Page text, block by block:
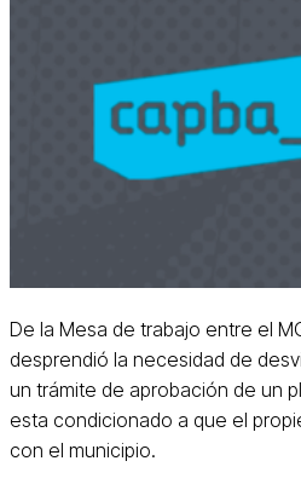
De la Mesa de trabajo entre el
desprendió la necesidad de
un trámite de aprobación de un
esta condicionado a que el
con el municipio.